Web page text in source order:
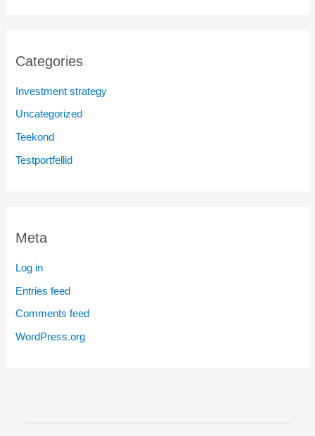
Categories
Investment strategy
Uncategorized
Teekond
Testportfellid
Meta
Log in
Entries feed
Comments feed
WordPress.org